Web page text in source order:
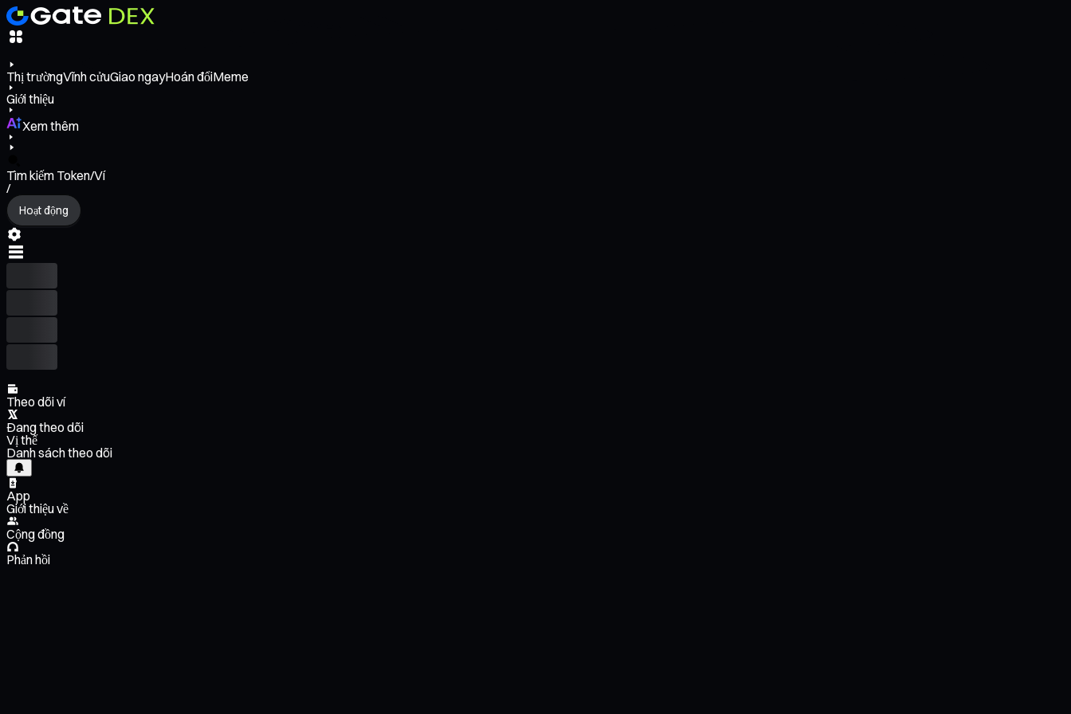
Thị trườngVĩnh cửuGiao ngayHoán đổiMeme
Giới thiệu
Xem thêm
Tìm kiếm Token/Ví
/
Hoạt động
Theo dõi ví
Đang theo dõi
Vị thế
Danh sách theo dõi
App
Giới thiệu về
Cộng đồng
Phản hồi